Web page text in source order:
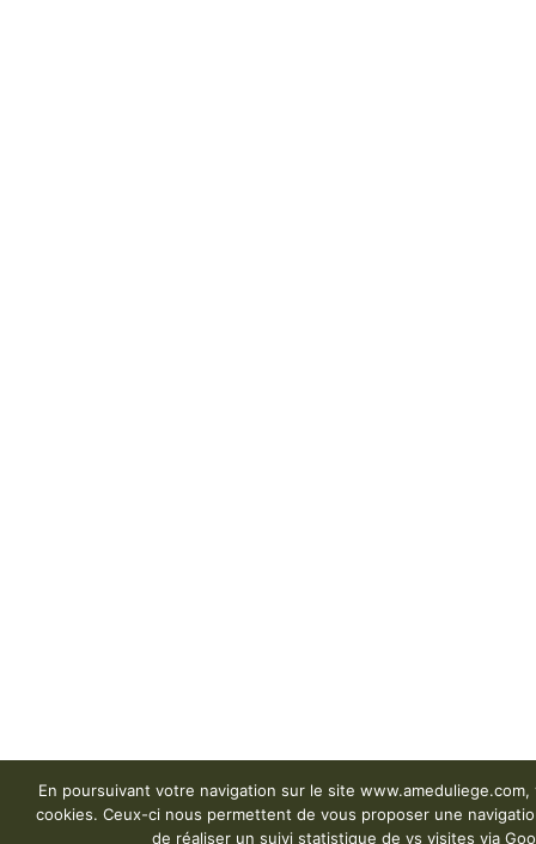
En poursuivant votre navigation sur le site www.ameduliege.com,
cookies. Ceux-ci nous permettent de vous proposer une
de réaliser un suivi statistique de vs visites via